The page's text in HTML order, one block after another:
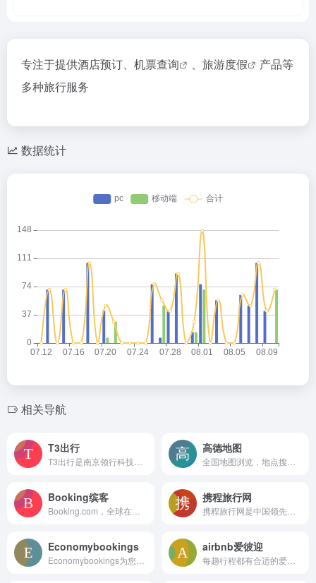
专注于提供酒店预订、 机票查询 、 旅游度假
产品等
多种旅行服务
数据统计
相关导航
T3出行 高德地图
Booking缤客 携程旅行网
Economybookings airbnb爱彼迎